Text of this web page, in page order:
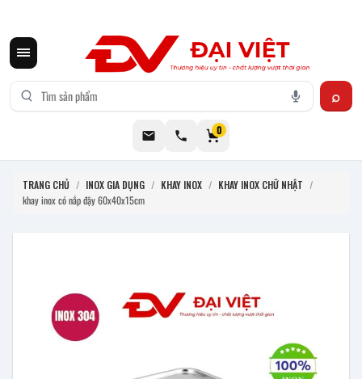
0
TRANG CHỦ / INOX GIA DỤNG / KHAY INOX / KHAY INOX CHỮ NHẬT /
khay inox có nắp đậy 60x40x15cm